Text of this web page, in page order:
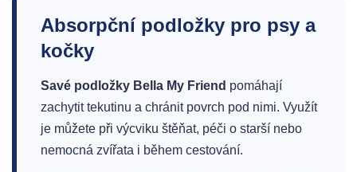
Absorpční podložky pro psy a
kočky
Savé podložky Bella My Friend pomáhají
zachytit tekutinu a chránit povrch pod nimi. Využít
je můžete při výcviku štěňat, péči o starší nebo
nemocná zvířata i během cestování.